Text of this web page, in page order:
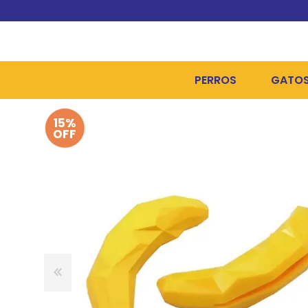
PERROS
CAMAS Y CASETAS
BOLSOS Y
BOLSAS PARA MATERIA
COLLARES, ARNESES Y
15%
OFF